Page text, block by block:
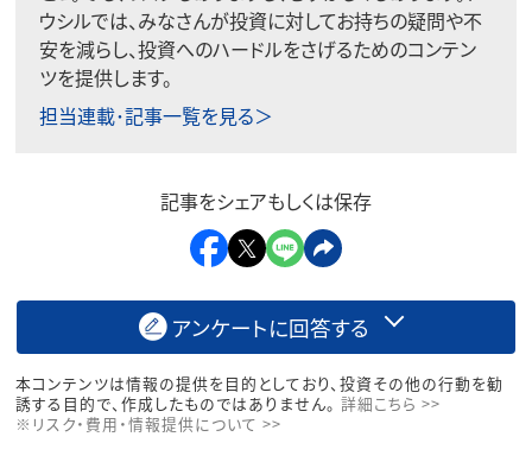
ウシルでは、みなさんが投資に対してお持ちの疑問や不
安を減らし、投資へのハードルをさげるためのコンテン
ツを提供します。
担当連載･記事一覧を見る＞
記事をシェアもしくは保存
アンケートに回答する
本コンテンツは情報の提供を目的としており、投資その他の行動を勧
誘する目的で、作成したものではありません。 詳細こちら >>
※リスク・費用・情報提供について >>